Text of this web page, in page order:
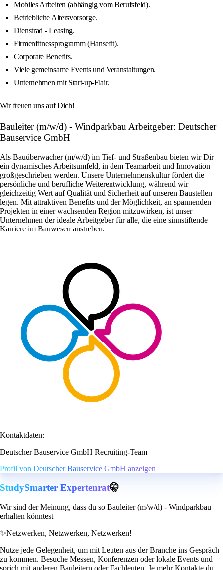
Mobiles Arbeiten (abhängig vom Berufsfeld).
Betriebliche Altersvorsorge.
Dienstrad - Leasing.
Firmenfitnessprogramm (Hansefit).
Corporate Benefits.
Viele gemeinsame Events und Veranstaltungen.
Unternehmen mit Start-up-Flair.
Wir freuen uns auf Dich!
Bauleiter (m/w/d) - Windparkbau Arbeitgeber: Deutscher
Bauservice GmbH
Als Bauüberwacher (m/w/d) im Tief- und Straßenbau bieten wir Dir
ein dynamisches Arbeitsumfeld, in dem Teamarbeit und Innovation
großgeschrieben werden. Unsere Unternehmenskultur fördert die
persönliche und berufliche Weiterentwicklung, während wir
gleichzeitig Wert auf Qualität und Sicherheit auf unseren Baustellen
legen. Mit attraktiven Benefits und der Möglichkeit, an spannenden
Projekten in einer wachsenden Region mitzuwirken, ist unser
Unternehmen der ideale Arbeitgeber für alle, die eine sinnstiftende
Karriere im Bauwesen anstreben.
Kontaktdaten:
Deutscher Bauservice GmbH Recruiting-Team
Profil von Deutscher Bauservice GmbH anzeigen
StudySmarter Expertenrat🤫
Wir sind der Meinung, dass du so Bauleiter (m/w/d) - Windparkbau
erhalten könntest
✨Netzwerken, Netzwerken, Netzwerken!
Nutze jede Gelegenheit, um mit Leuten aus der Branche ins Gespräch
zu kommen. Besuche Messen, Konferenzen oder lokale Events und
sprich mit anderen Bauleitern oder Fachleuten. Je mehr Kontakte du